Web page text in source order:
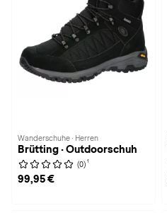
Wanderschuhe · Herren
Brütting · Outdoorschuh
(0) 1
99,95 €